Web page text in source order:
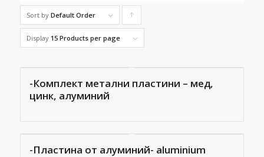
Sort by Default Order
ascending
Display 15 Products per page
-Комплект метални пластини – мед,
цинк, алуминий
-Пластина от алуминий- aluminium